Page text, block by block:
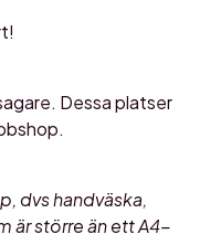
Dessa platser
dvs handväska,
är större än ett A4-